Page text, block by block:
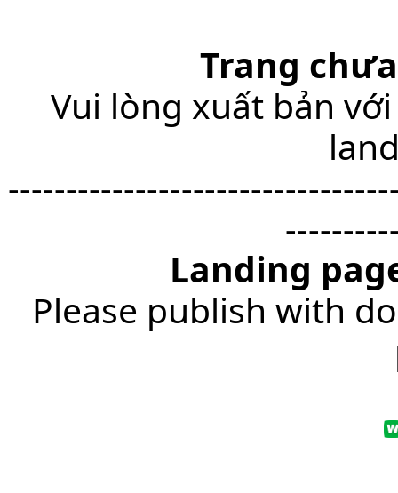
Trang
Vui lòng xuất bản
Landing
Please publish with